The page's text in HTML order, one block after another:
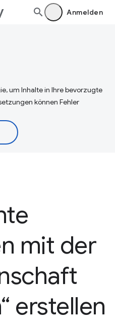
Anmelden
um Inhalte in Ihre bevorzugte
können Fehler
mit der
erstellen